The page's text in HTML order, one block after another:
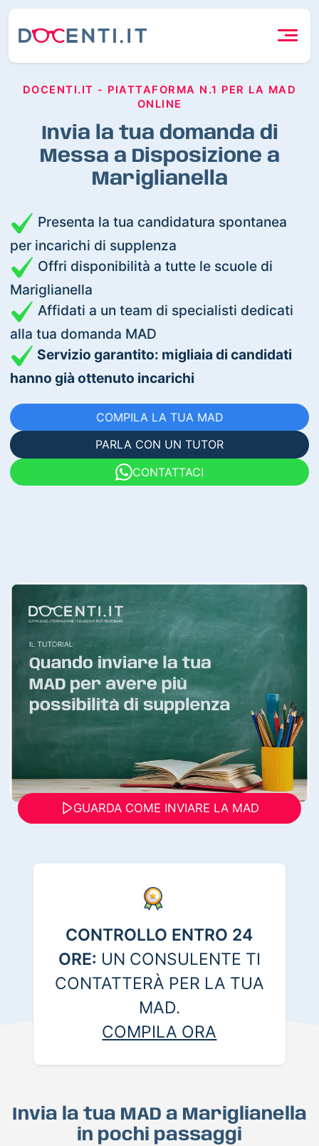
DOCENTI.IT - PIATTAFORMA N.1 PER LA MAD
ONLINE
Invia la tua domanda di
Messa a Disposizione a
Mariglianella
Presenta la tua candidatura spontanea
per incarichi di supplenza
Offri disponibilità a tutte le scuole di
Mariglianella
Affidati a un team di specialisti dedicati
alla tua domanda MAD
Servizio garantito: migliaia di candidati
hanno già ottenuto incarichi
COMPILA LA TUA MAD
PARLA CON UN TUTOR
CONTATTACI
GUARDA COME INVIARE LA MAD
CONTROLLO ENTRO 24
ORE: UN CONSULENTE TI
CONTATTERÀ PER LA TUA
MAD.
COMPILA ORA
Invia la tua MAD a Mariglianella
in pochi passaggi